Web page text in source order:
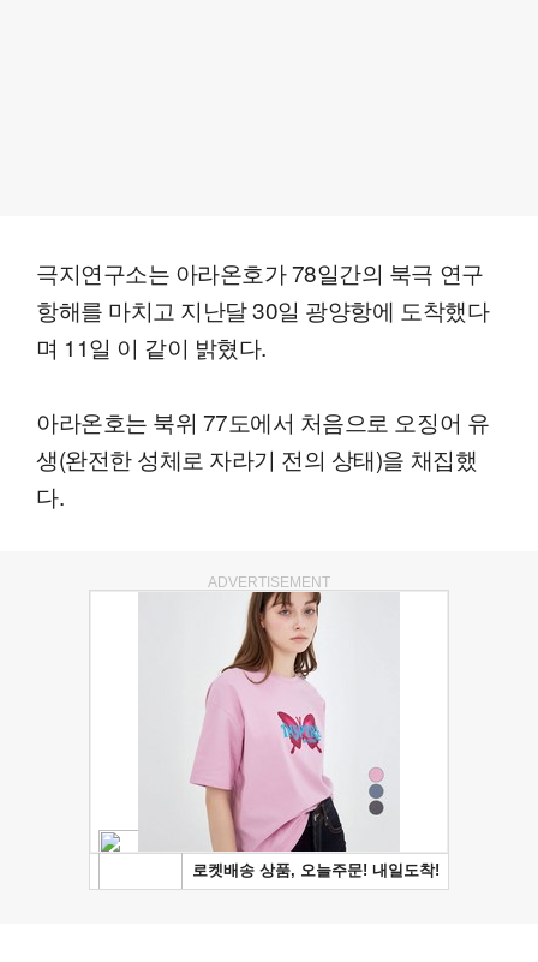
극지연구소는 아라온호가 78일간의 북극 연구
항해를 마치고 지난달 30일 광양항에 도착했다
며 11일 이 같이 밝혔다.
아라온호는 북위 77도에서 처음으로 오징어 유
생(완전한 성체로 자라기 전의 상태)을 채집했
다.
ADVERTISEMENT